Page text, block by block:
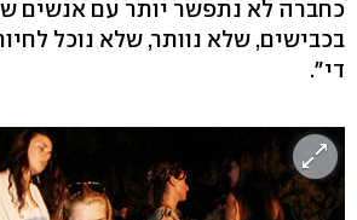
כחברה לא נתפשר יותר עם אנשים
בכבישים, שלא נוותר, שלא נוכל
די".